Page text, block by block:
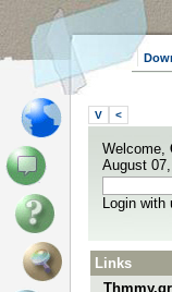
V <
Welcome,
August
Login with
Links